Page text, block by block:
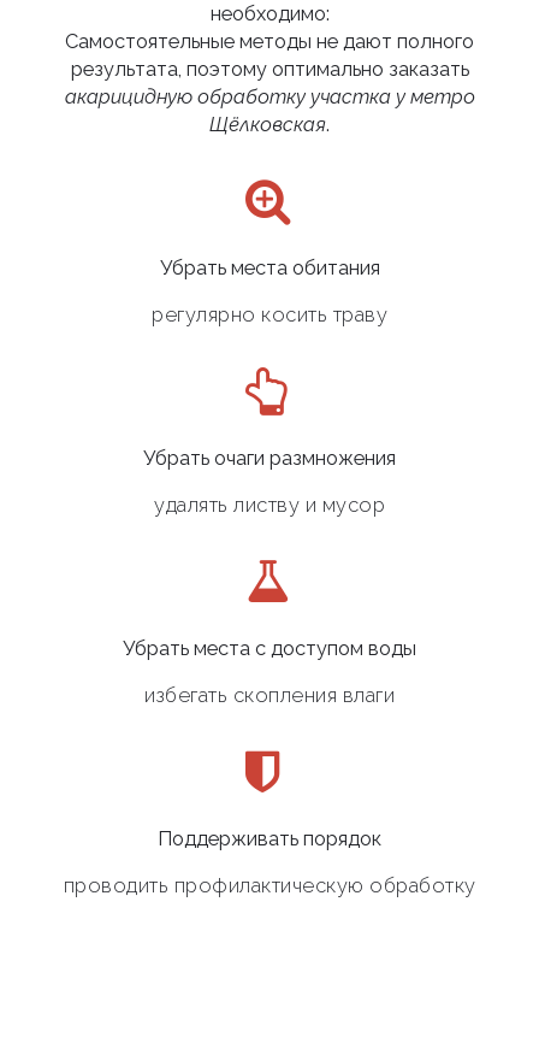
необходимо:
Самостоятельные методы не дают полного
результата, поэтому оптимально заказать
акарицидную обработку участка у метро
Щёлковская.
Убрать места обитания
регулярно косить траву
Убрать очаги размножения
удалять листву и мусор
Убрать места с доступом воды
избегать скопления влаги
Поддерживать порядок
проводить профилактическую обработку